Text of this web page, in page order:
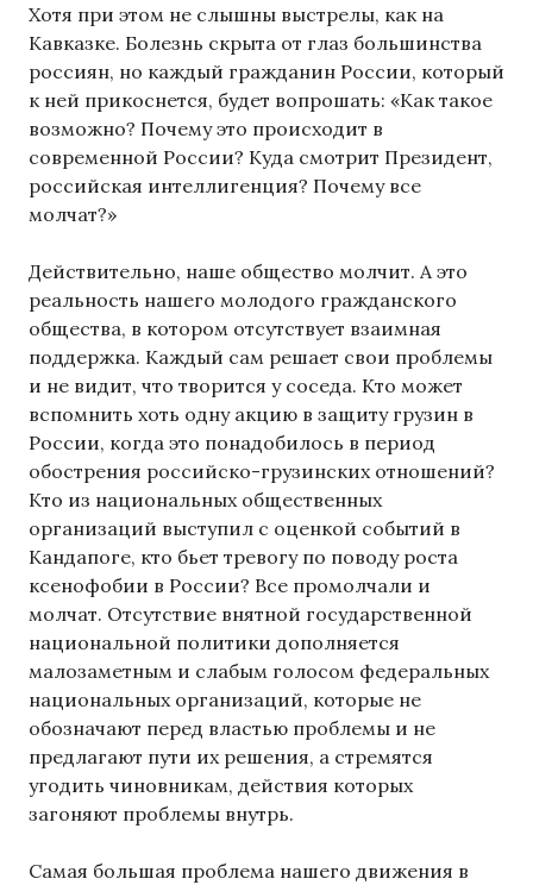
Хотя при этом не слышны выстрелы, как на
Кавказке. Болезнь скрыта от глаз большинства
россиян, но каждый гражданин России, который
к ней прикоснется, будет вопрошать: «Как такое
возможно? Почему это происходит в
современной России? Куда смотрит Президент,
российская интеллигенция? Почему все
молчат?»
Действительно, наше общество молчит. А это
реальность нашего молодого гражданского
общества, в котором отсутствует взаимная
поддержка. Каждый сам решает свои проблемы
и не видит, что творится у соседа. Кто может
вспомнить хоть одну акцию в защиту грузин в
России, когда это понадобилось в период
обострения российско-грузинских отношений?
Кто из национальных общественных
организаций выступил с оценкой событий в
Кандапоге, кто бьет тревогу по поводу роста
ксенофобии в России? Все промолчали и
молчат. Отсутствие внятной государственной
национальной политики дополняется
малозаметным и слабым голосом федеральных
национальных организаций, которые не
обозначают перед властью проблемы и не
предлагают пути их решения, а стремятся
угодить чиновникам, действия которых
загоняют проблемы внутрь.
Самая большая проблема нашего движения в